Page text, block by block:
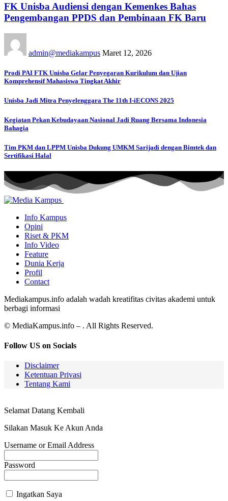
FK Unisba Audiensi dengan Kemenkes Bahas
Pengembangan PPDS dan Pembinaan FK Baru
admin@mediakampus Maret 12, 2026
Prodi PAI FTK Unisba Gelar Penyegaran Kurikulum dan Ujian
Komprehensif Mahasiswa Tingkat Akhir
Unisba Jadi Mitra Penyelenggara The 11th I-iECONS 2025
Kegiatan Pekan Kebudayaan Nasional Jadi Ruang Bersama Indonesia
Bahagia
Tim PKM dan LPPM Unisba Dukung UMKM Sarijadi dengan Bimtek dan
Sertifikasi Halal
Info Kampus
Opini
Riset & PKM
Info Video
Feature
Dunia Kerja
Profil
Contact
Mediakampus.info adalah wadah kreatifitas civitas akademi untuk
berbagi informasi
© MediaKampus.info – . All Rights Reserved.
Follow US on Socials
Disclaimer
Ketentuan Privasi
Tentang Kami
Selamat Datang Kembali
Silakan Masuk Ke Akun Anda
Username or Email Address
Password
Ingatkan Saya